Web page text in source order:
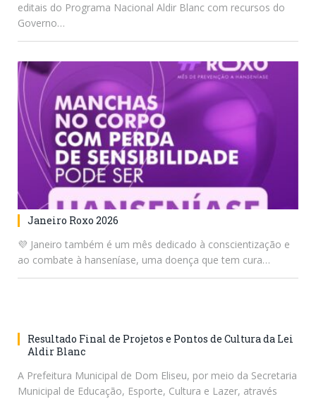
editais do Programa Nacional Aldir Blanc com recursos do
Governo…
Janeiro Roxo 2026
💜 Janeiro também é um mês dedicado à conscientização e
ao combate à hanseníase, uma doença que tem cura…
Resultado Final de Projetos e Pontos de Cultura da Lei
Aldir Blanc
A Prefeitura Municipal de Dom Eliseu, por meio da Secretaria
Municipal de Educação, Esporte, Cultura e Lazer, através